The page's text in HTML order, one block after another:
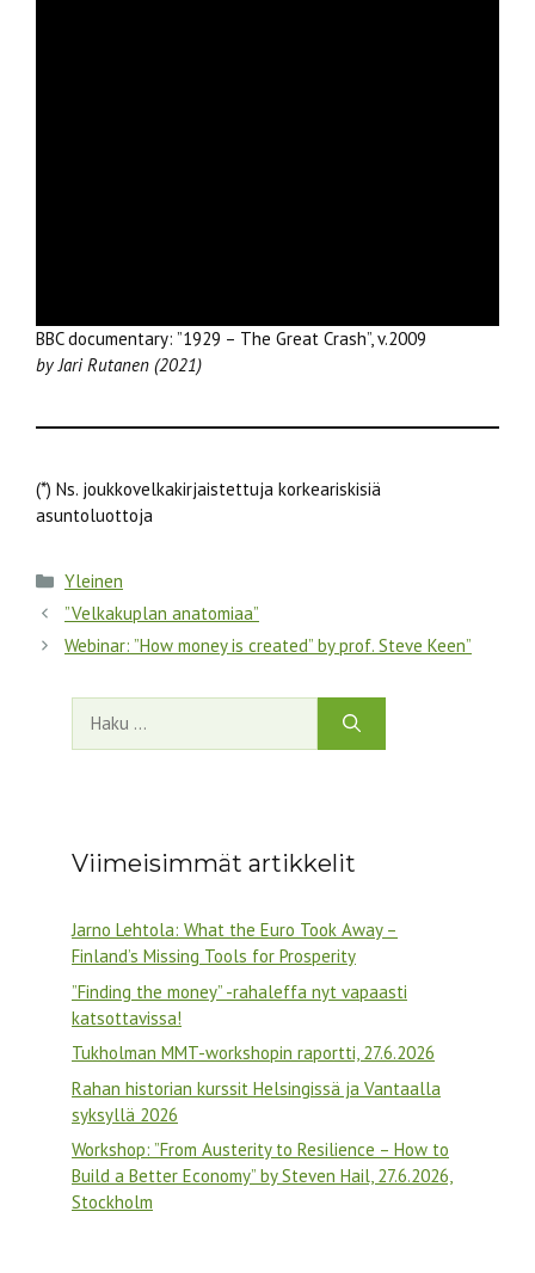
BBC documentary: ”1929 – The Great Crash”, v.2009
by Jari Rutanen (2021)
(*) Ns. joukkovelkakirjaistettuja korkeariskisiä
asuntoluottoja
Kategoriat
Yleinen
”Velkakuplan anatomiaa”
Webinar: ”How money is created” by prof. Steve Keen”
Viimeisimmät artikkelit
Jarno Lehtola: What the Euro Took Away –
Finland’s Missing Tools for Prosperity
”Finding the money” -rahaleffa nyt vapaasti
katsottavissa!
Tukholman MMT-workshopin raportti, 27.6.2026
Rahan historian kurssit Helsingissä ja Vantaalla
syksyllä 2026
Workshop: ”From Austerity to Resilience – How to
Build a Better Economy” by Steven Hail, 27.6.2026,
Stockholm